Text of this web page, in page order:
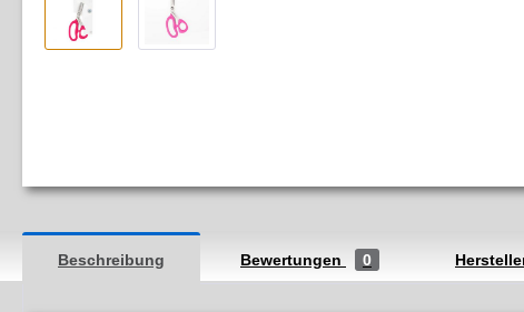
Beschreibung Bewertungen 0